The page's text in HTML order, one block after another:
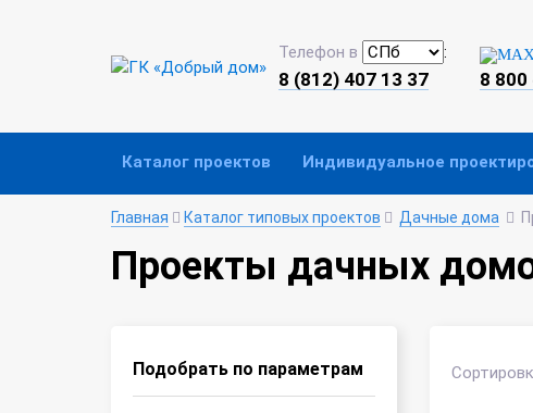
Телефон в :
8 (812) 407 13 37 8 800
Каталог проектов Индивидуальное
Главная Каталог типовых проектов Дачные дома
Проекты дачных
Подобрать по параметрам